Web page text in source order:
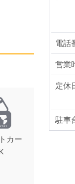
カー
電話
営業
定休
駐車